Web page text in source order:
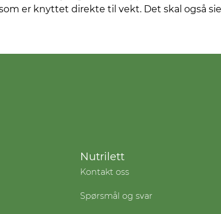
er knyttet direkte til vekt. Det skal også
Nutrilett
Kontakt oss
Spørsmål og svar